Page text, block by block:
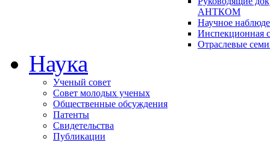
АНТКОМ
Научное
Инспекционная
Отраслевые
Наука
Ученый совет
Совет молодых ученых
Общественные обсуждения
Патенты
Свидетельства
Публикации